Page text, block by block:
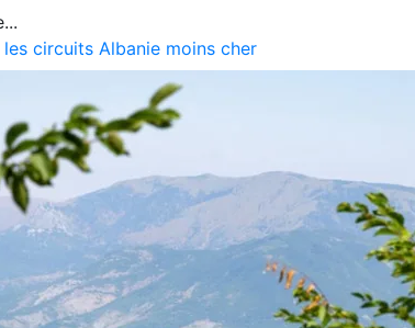
circuits Albanie moins cher